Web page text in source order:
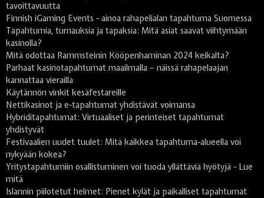
tavoittavuutta
Finnish iGaming Events - ainoa rahapelialan tapahtuma Suomessa
Tapahtumia, turnauksia ja tapaksia: Mitä asiat saavat viihtymään
kasinolla?
Mitä odottaa Rammsteinin Kööpenhaminan 2024 keikalta?
Parhaat kasinotapahtumat maailmalla – näissä rahapelaajan
kannattaa vierailla
Käytännön vinkit kesäfestareille
Nettikasinot ja e-tapahtumat yhdistävät voimansa
Hybriditapahtumat: Virtuaaliset ja perinteiset tapahtumat
yhdistyvät
Festivaalien uudet tuulet: Mitä kaikkea tapahtuma-alueella voi
nykyään kokea?
Yritystapahtumiin osallistuminen voi tuoda yllättäviä hyötyjä - Lue
mitä
Islannin piilotetut helmet: Pienet kylät ja paikalliset tapahtumat